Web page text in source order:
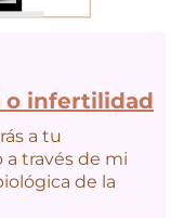
o infertilidad
a tu
través de mi
de la